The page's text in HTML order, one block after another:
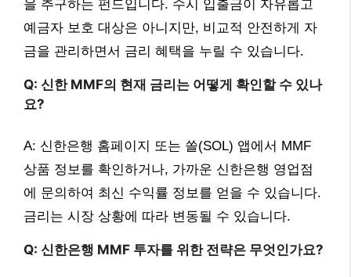
을 추구하는 펀드입니다. 수시 입출금이 자유롭고
예금자 보호 대상은 아니지만, 비교적 안전하게 자
금을 관리하면서 금리 혜택을 누릴 수 있습니다.
Q: 신한 MMF의 현재 금리는 어떻게 확인할 수 있나
요?
A: 신한은행 홈페이지 또는 쏠(SOL) 앱에서 MMF
상품 정보를 확인하거나, 가까운 신한은행 영업점
에 문의하여 최신 수익률 정보를 얻을 수 있습니다.
금리는 시장 상황에 따라 변동될 수 있습니다.
Q: 신한은행 MMF 투자를 위한 전략은 무엇인가요?